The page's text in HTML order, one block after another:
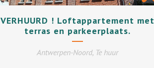
VERHUURD ! Loftappartement met
terras en parkeerplaats.
Antwerpen-Noord, Te huur